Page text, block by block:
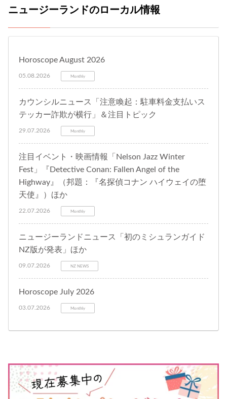
ニュージーランドのローカル情報
Horoscope August 2026
05.08.2026 Monthly
カウンシルニュース「注意喚起：駐車料金支払いス
テッカー詐欺が横行」＆注目トピック
29.07.2026 Monthly
注目イベント・映画情報「Nelson Jazz Winter
Fest」『Detective Conan: Fallen Angel of the
Highway』（邦題：『名探偵コナン ハイウェイの堕
天使』）ほか
22.07.2026 Monthly
ニュージーランドニュース「初のミシュランガイド
NZ版が発表」ほか
09.07.2026 NZ NEWS
Horoscope July 2026
03.07.2026 Monthly